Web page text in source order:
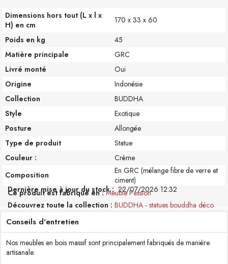
Dimensions hors tout (L x l x
H) en cm
170 x 33 x 60
Poids en kg
45
Matière principale
GRC
Livré monté
Oui
Origine
Indonésie
Collection
BUDDHA
Style
Exotique
Posture
Allongée
Type de produit
Statue
Couleur :
Crème
Composition
En GRC (mélange fibre de verre et
ciment)
Dernière mise à jour du stock : 22/07/2026 12:32
Ce produit est fabriqué en Meuble Passion
Découvrez toute la collection
BUDDHA - statues bouddha déco
Conseils d'entretien
Nos meubles en bois massif sont principalement fabriqués de manière
artisanale.